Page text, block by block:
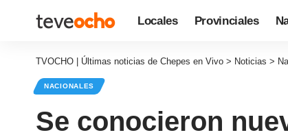
Locales Provinciales
TVOCHO | Últimas noticias de Chepes en Vivo > Noticias >
NACIONALES
Se conocieron